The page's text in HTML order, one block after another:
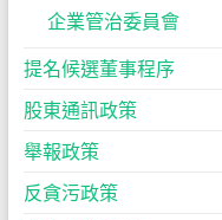
企業管治委員會
提名候選董事程序
股東通訊政策
舉報政策
反貪污政策